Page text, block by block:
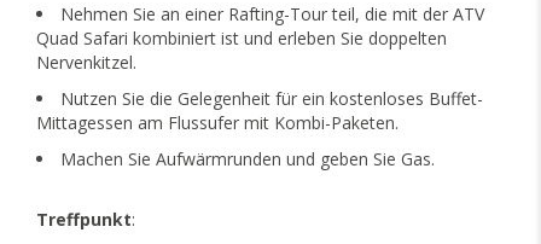
Nehmen Sie an einer Rafting-Tour teil, die mit der ATV
Quad Safari kombiniert ist und erleben Sie doppelten
Nervenkitzel.
Nutzen Sie die Gelegenheit für ein kostenloses Buffet-
Mittagessen am Flussufer mit Kombi-Paketen.
Machen Sie Aufwärmrunden und geben Sie Gas.
Treffpunkt: